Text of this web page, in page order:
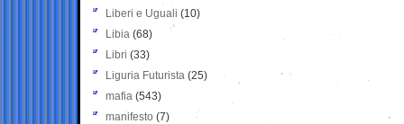
Liberi e Uguali (10)
Libia (68)
Libri (33)
Liguria Futurista (25)
mafia (543)
manifesto (7)